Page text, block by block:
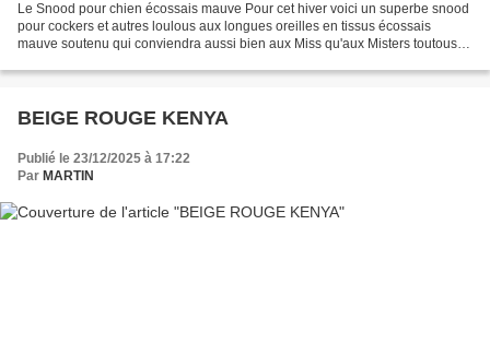
Le Snood pour chien écossais mauve Pour cet hiver voici un superbe snood
pour cockers et autres loulous aux longues oreilles en tissus écossais
mauve soutenu qui conviendra aussi bien aux Miss qu'aux Misters toutous
BEIGE ROUGE KENYA
Publié le 23/12/2025 à 17:22
Par MARTIN